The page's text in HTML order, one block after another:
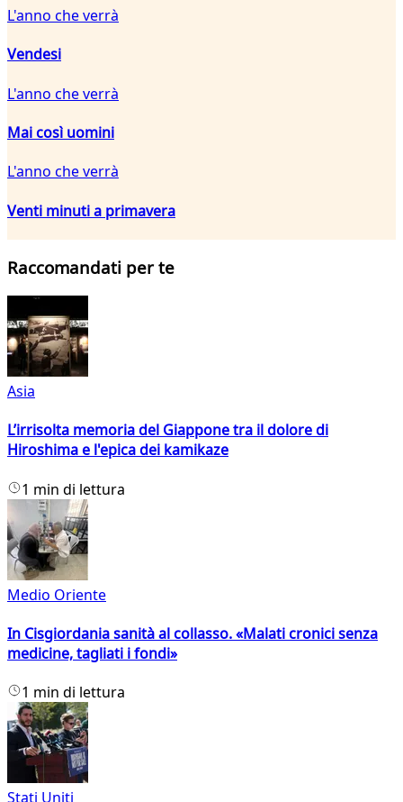
L'anno che verrà
Vendesi
L'anno che verrà
Mai così uomini
L'anno che verrà
Venti minuti a primavera
Raccomandati per te
Asia
L’irrisolta memoria del Giappone tra il dolore di
Hiroshima e l'epica dei kamikaze
1 min di lettura
Medio Oriente
In Cisgiordania sanità al collasso. «Malati cronici senza
medicine, tagliati i fondi»
1 min di lettura
Stati Uniti